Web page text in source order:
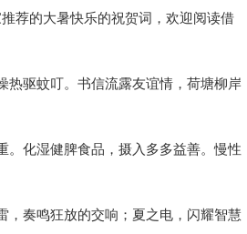
荐的大暑快乐的祝贺词，欢迎阅读借
热驱蚊叮。书信流露友谊情，荷塘柳岸
。化湿健脾食品，摄入多多益善。慢性
，奏鸣狂放的交响；夏之电，闪耀智慧